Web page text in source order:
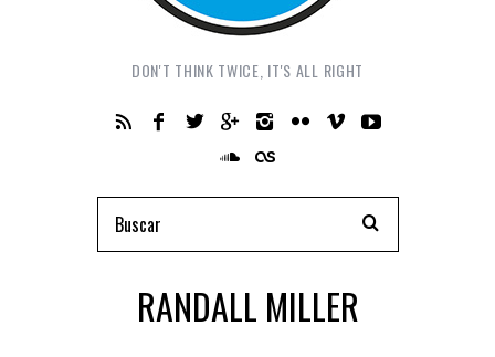
DON'T THINK TWICE, IT'S ALL RIGHT
RANDALL MILLER